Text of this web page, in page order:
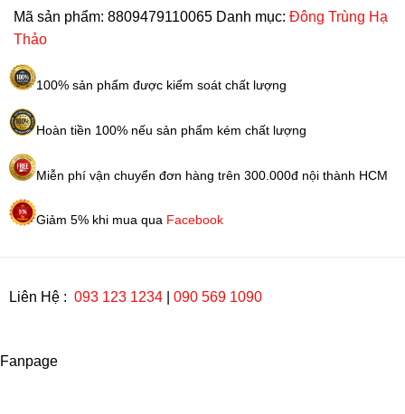
10
chai
100ml
lượng
Mã sản phẩm: 8809479110065 Danh mục: Đông Trùng Hạ
Thảo
100% sản phẩm được kiểm soát chất lượng
Hoàn tiền 100% nếu sản phẩm kém chất lượng
Miễn phí vận chuyển đơn hàng trên 300.000đ nội thành HCM
Giảm 5% khi mua qua Facebook
Liên Hệ : 093 123 1234 090 569 1090
Fanpage